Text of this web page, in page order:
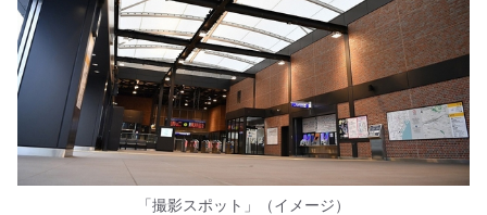
「撮影スポット」（イメージ）